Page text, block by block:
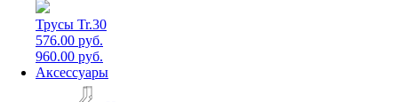
Трусы Tr.30
576.00 руб.
960.00 руб.
Аксессуары